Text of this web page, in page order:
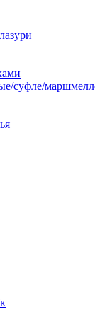
суфле/